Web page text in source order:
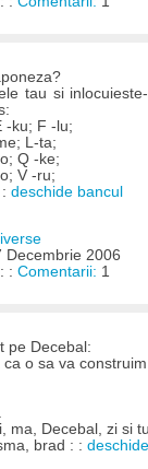
tau si
-ku; F -lu;
L-ta;
Q -ke;
V -ru;
:deschide bancul
Decembrie 2006
: Comentarii: 1
pe Decebal:
o sa va
ma, Decebal, zi si
brad : :